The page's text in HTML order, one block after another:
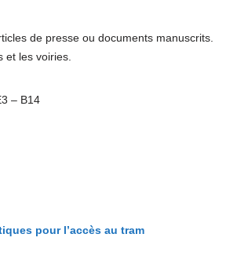
de presse ou documents manuscrits.
et les voiries.
– B14
pour l’accès au tram